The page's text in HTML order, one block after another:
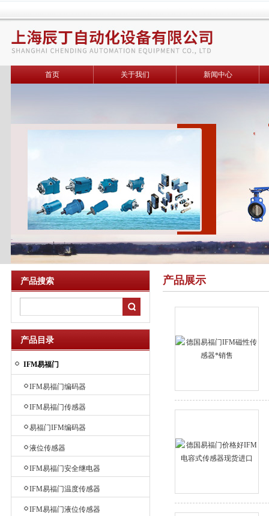
首页 关于我们 新闻中心
产品搜索
产品目录
IFM易福门
IFM易福门编码器
IFM易福门传感器
易福门IFM编码器
液位传感器
IFM易福门安全继电器
IFM易福门温度传感器
IFM易福门液位传感器
产品展示